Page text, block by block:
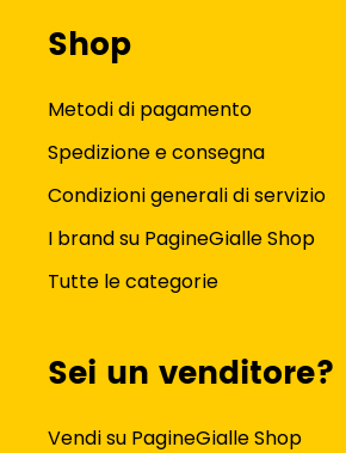
Shop
Metodi di pagamento
Spedizione e consegna
Condizioni generali di servizio
I brand su PagineGialle Shop
Tutte le categorie
Sei un venditore?
Vendi su PagineGialle Shop